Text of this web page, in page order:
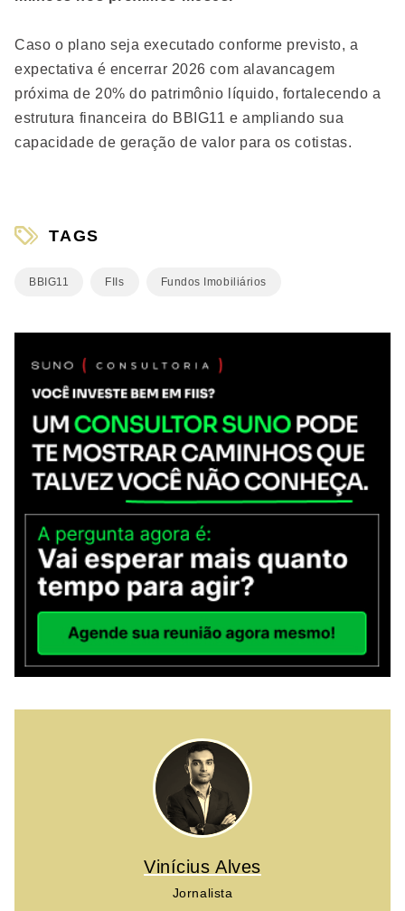
Caso o plano seja executado conforme previsto, a
expectativa é encerrar 2026 com alavancagem
próxima de 20% do patrimônio líquido, fortalecendo a
estrutura financeira do BBIG11 e ampliando sua
capacidade de geração de valor para os cotistas.
TAGS
BBIG11 FIIs Fundos Imobiliários
Vinícius Alves
Jornalista